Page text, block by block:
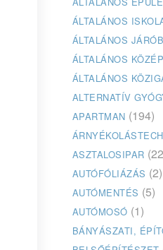
ÁLTALÁNOS
ÁLTALÁNOS
ÁLTALÁNOS
ÁLTALÁNOS
ALTERNATÍV
APARTMAN (194)
ASZTALOSIPAR
AUTÓFÓLIÁZÁS (2)
AUTÓMENTÉS (5)
AUTÓMOSÓ (1)
BÁNYÁSZATI,